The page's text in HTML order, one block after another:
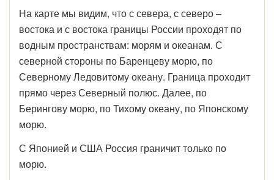
На карте мы видим, что с севера, с северо –
востока и с востока границы России проходят по
водным пространствам: морям и океанам. С
северной стороны по Баренцеву морю, по
Северному Ледовитому океану. Граница проходит
прямо через Северный полюс. Далее, по
Берингову морю, по Тихому океану, по Японскому
морю.
С Японией и США Россия граничит только по
морю.